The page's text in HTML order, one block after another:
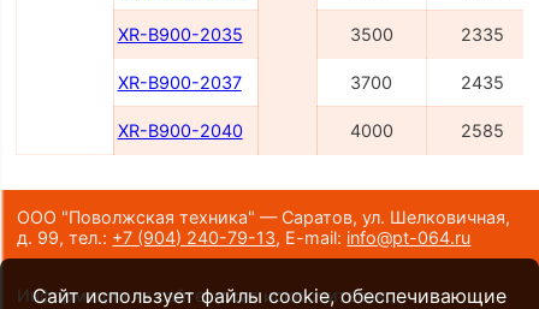
XR-B900-2035 3500 2335
XR-B900-2037 3700 2435
XR-B900-2040 4000 2585
ООО "Поволжская техника" — Саратов, ул. Шелковичная,
д. 99,тел.: +7 (904) 240-79-13, E-mail: info@pt-064.ru
Информация на сайте носит исключительно
Сайт использует файлы cookie, обеспечивающие